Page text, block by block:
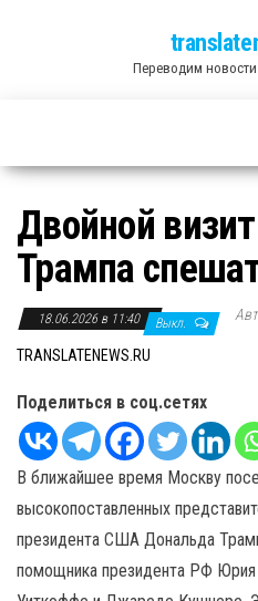
Переводим
Двойной
Трампа
18.06.2026 в 11:40 Выкл.
TRANSLATENEWS.RU
Поделиться в соц.сетях
В ближайшее время Москву
высокопоставленных
президента США Дональда
помощника президента РФ Юрия